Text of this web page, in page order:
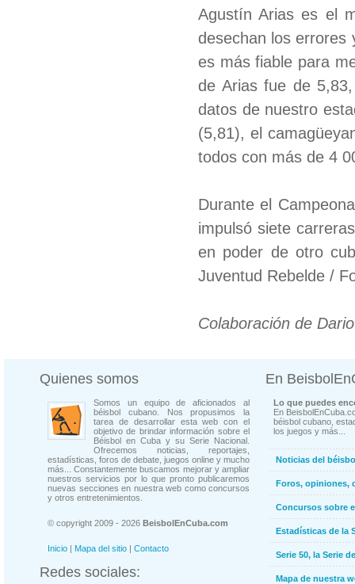
Agustín Arias es el
desechan los errores
es más fiable para
de Arias fue de
datos de nuestro
(5,81), el
todos con más de 4
Durante el
impulsó siete
en poder de otro
Juventud Rebelde /
Colaboración de
Quienes somos
Somos un equipo de aficionados al
béisbol cubano. Nos propusimos la
tarea de desarrollar esta web con el
objetivo de brindar información sobre el
Béisbol en Cuba y su Serie Nacional.
Ofrecemos noticias, reportajes,
estadísticas, foros de debate, juegos online y mucho
más... Constantemente buscamos mejorar y ampliar
nuestros servicios por lo que pronto publicaremos
nuevas secciones en nuestra web como concursos
y otros entretenimientos.
© copyright 2009 - 2026 BeisbolEnCuba.com
Inicio | Mapa del sitio | Contacto
Redes sociales:
En
Lo que puedes
En
béisbol cubano,
los juegos y más...
Noticias del
Foros, opiniones,
Concursos sobre
Estadísticas de la
Serie 50, la Serie
Mapa de nuestra